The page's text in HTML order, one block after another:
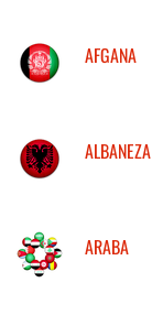
AFGANA
ALBANEZA
ARABA